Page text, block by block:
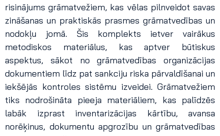
risinājums grāmatvežiem, kas vēlas pilnveidot savas
zināšanas un praktiskās prasmes grāmatvedības un
nodokļu jomā. Šis komplekts ietver vairākus
metodiskos materiālus, kas aptver būtiskus
aspektus, sākot no grāmatvedības organizācijas
dokumentiem līdz pat sankciju riska pārvaldīšanai un
iekšējās kontroles sistēmu izveidei. Grāmatvežiem
tiks nodrošināta pieeja materiāliem, kas palīdzēs
labāk izprast inventarizācijas kārtību, avansa
norēķinus, dokumentu apgrozību un grāmatvedības